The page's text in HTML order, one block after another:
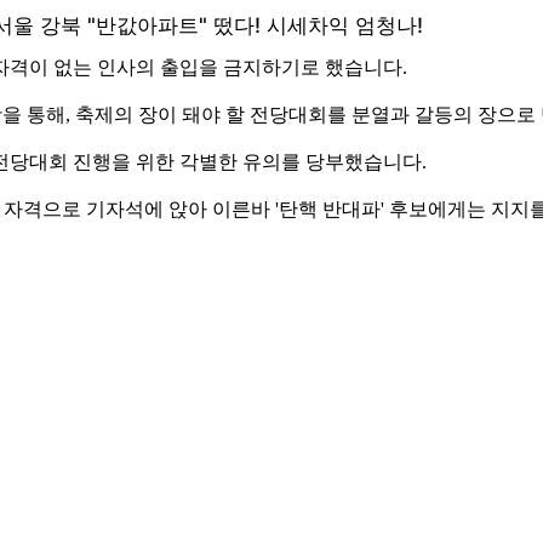
이 없는 인사의 출입을 금지하기로 했습니다.
통해, 축제의 장이 돼야 할 전당대회를 분열과 갈등의 장으
대회 진행을 위한 각별한 유의를 당부했습니다.
격으로 기자석에 앉아 이른바 '탄핵 반대파' 후보에게는 지